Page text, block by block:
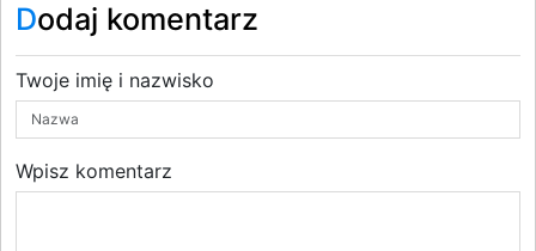
Dodaj komentarz
Twoje imię i nazwisko
Wpisz komentarz